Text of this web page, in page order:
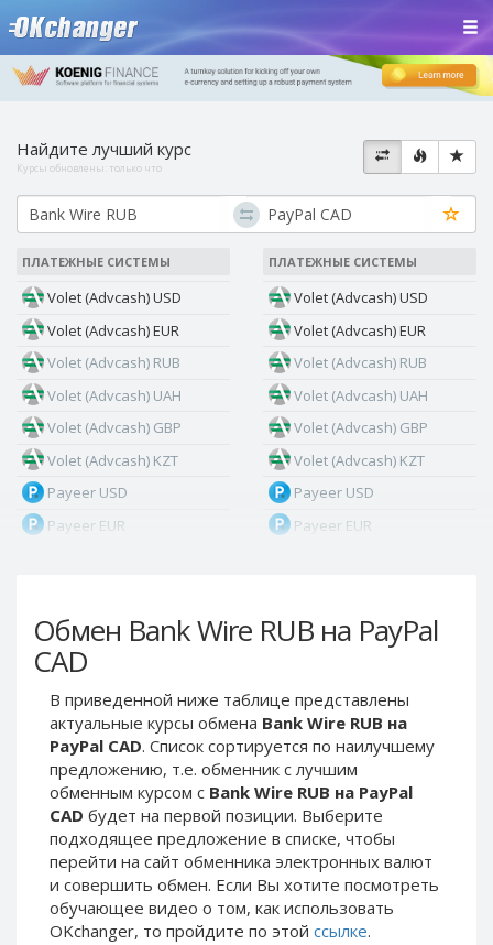
Обмен Bank Wire RUB на PayPal
CAD
В приведенной ниже таблице представлены
актуальные курсы обмена Bank Wire RUB на
PayPal CAD. Список сортируется по наилучшему
предложению, т.е. обменник с лучшим
обменным курсом с Bank Wire RUB на PayPal
CAD будет на первой позиции. Выберите
подходящее предложение в списке, чтобы
перейти на сайт обменника электронных валют
и совершить обмен. Если Вы хотите посмотреть
обучающее видео о том, как использовать
OKchanger, то пройдите по этой ссылке.
Найдите лучший курс
Курсы обновлены: только что
ПЛАТЕЖНЫЕ СИСТЕМЫ
Volet (Advcash) USD
Volet (Advcash) EUR
Volet (Advcash) RUB
Volet (Advcash) UAH
Volet (Advcash) GBP
Volet (Advcash) KZT
Payeer USD
Payeer EUR
Payeer Tether ERC20
(USDT)
Payeer UAH
ЮMoney RUB
ЮMoney KZT
PayPal USD
PayPal EUR
PayPal GBP
PayPal CAD
PayPal AUD
PayPal RUB
ПЛАТЕЖНЫЕ СИСТЕМЫ
Volet (Advcash) USD
Volet (Advcash) EUR
Volet (Advcash) RUB
Volet (Advcash) UAH
Volet (Advcash) GBP
Volet (Advcash) KZT
Payeer USD
Payeer EUR
Payeer Tether ERC20
(USDT)
ЮMoney RUB
ЮMoney KZT
PayPal USD
PayPal EUR
PayPal GBP
PayPal CAD
PayPal AUD
PayPal RUB